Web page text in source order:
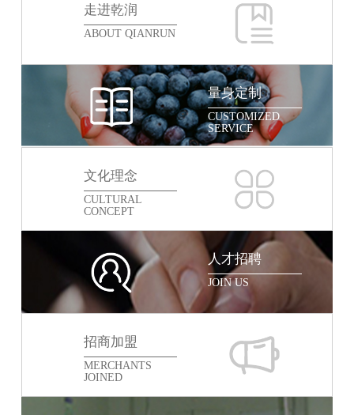
走进乾润
ABOUT QIANRUN
量身定制
CUSTOMIZED
SERVICE
文化理念
CULTURAL
CONCEPT
人才招聘
JOIN US
招商加盟
MERCHANTS
JOINED